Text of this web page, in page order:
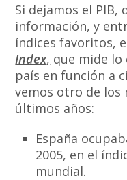
Si dejamos el
información, y
índices favoritos,
Index, que mide lo
país en función a
vemos otro de los
últimos años:
España
2005, en el
mundial.